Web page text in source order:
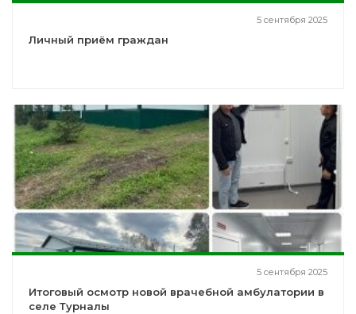
5 сентября 2025
Личный приём граждан
5 сентября 2025
Итоговый осмотр новой врачебной амбулатории в
селе Турналы